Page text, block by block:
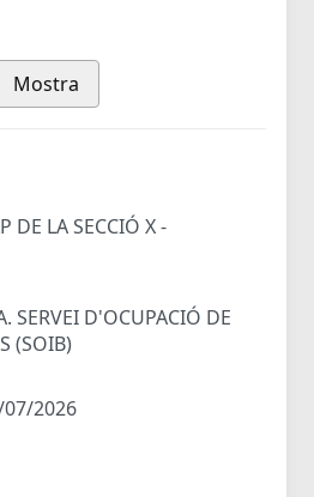
Mostra
DE LA SECCIÓ X -
SERVEI D'OCUPACIÓ DE
(SOIB)
2026